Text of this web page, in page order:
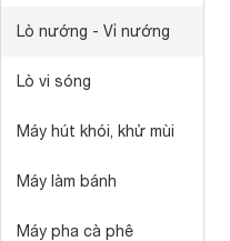
Lò nướng - Vỉ nướng
Lò vi sóng
Máy hút khói, khử mùi
Máy làm bánh
Máy pha cà phê